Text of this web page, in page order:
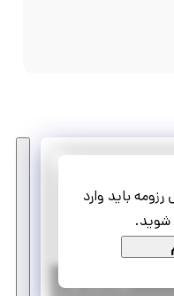
باید وارد
شوید.
جزئیات بیشتر